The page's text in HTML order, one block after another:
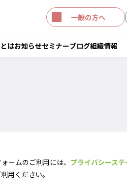
一般の方へ
はお知らせセミナーブログ組織情報
ームのご利用には、 プライバシース
用ください。